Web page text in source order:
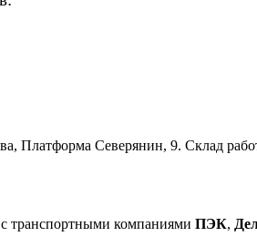
Платформа Северянин, 9. Склад
транспортными компаниями ПЭК,